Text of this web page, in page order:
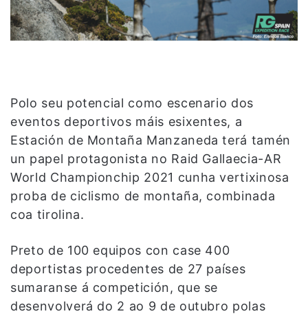
Polo seu potencial como escenario dos
eventos deportivos máis esixentes, a
Estación de Montaña Manzaneda terá tamén
un papel protagonista no Raid Gallaecia-AR
World Championchip 2021 cunha vertixinosa
proba de ciclismo de montaña, combinada
coa tirolina.
Preto de 100 equipos con case 400
deportistas procedentes de 27 países
sumaranse á competición, que se
desenvolverá do 2 ao 9 de outubro polas